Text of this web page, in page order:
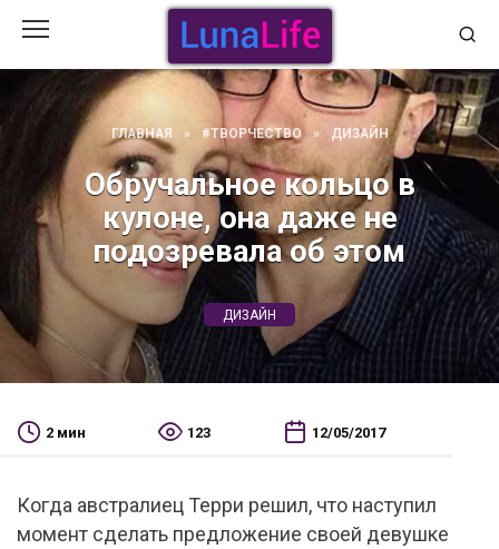
содержанию
ГЛАВНАЯ » #ТВОРЧЕСТВО » ДИЗАЙН
Обручальное кольцо в
кулоне, она даже не
подозревала об этом
ДИЗАЙН
2 мин 123 12/05/2017
Когда австралиец Терри решил, что наступил
момент сделать предложение своей девушке